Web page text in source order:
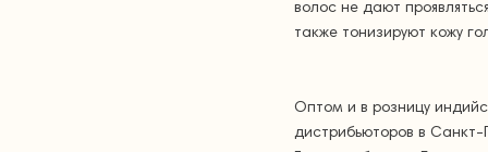
волос не дают
также тонизируют кожу
Оптом и в розницу
дистрибьюторов в Санкт-